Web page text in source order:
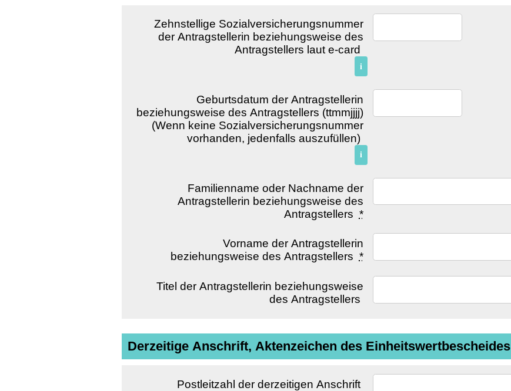
Zehnstellige Sozialversicherungsnummer
der Antragstellerin beziehungsweise des
Antragstellers laut e-card
i
Geburtsdatum der Antragstellerin
beziehungsweise des Antragstellers (ttmmjjjj)
(Wenn keine Sozialversicherungsnummer
vorhanden, jedenfalls auszufüllen)
i
Familienname oder Nachname der
Antragstellerin beziehungsweise des
Antragstellers *
Vorname der Antragstellerin
beziehungsweise des Antragstellers *
Titel der Antragstellerin beziehungsweise
des Antragstellers
Derzeitige Anschrift, Aktenzeichen des Einheitswertbescheides
Postleitzahl der derzeitigen Anschrift